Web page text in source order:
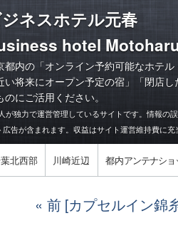
ジネスホテル元春
hotel
都内の「オンライン予約可能なホテ
い将来にオープン予定の宿」「閉店し
のにご活用ください。
が独力で運営管理しているサイトです。情報の
告が含まれます。収益はサイト運営維持費に充
北西部 川崎近辺 都内アンテナショ
前 [カプセルイン錦